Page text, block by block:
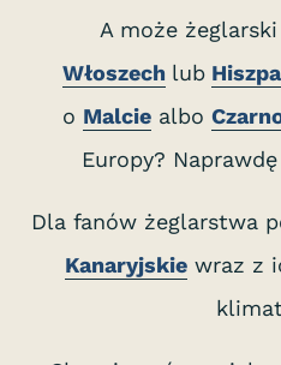
A może
Włoszech lub
o Malcie albo
Europy?
Dla fanów żeglarstwa
Kanaryjskie wraz z